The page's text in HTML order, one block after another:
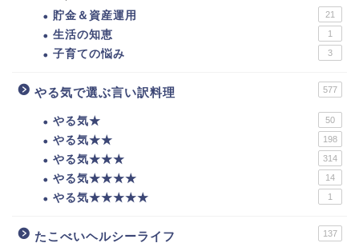
貯金＆資産運用 21
生活の知恵 1
子育ての悩み 3
やる気で選ぶ言い訳料理 577
やる気★ 50
やる気★★ 198
やる気★★★ 314
やる気★★★★ 14
やる気★★★★★ 1
たこべいヘルシーライフ 137